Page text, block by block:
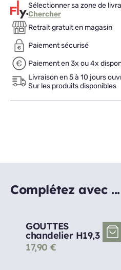
Sélectionner sa zone de
Chercher
Retrait gratuit en magasin
Paiement sécurisé
Paiement en 3x ou 4x
Livraison en 5 à 10 jours
Sur les produits disponibles
Complétez avec ...
GOUTTES
chandelier H19,3
17,90 €